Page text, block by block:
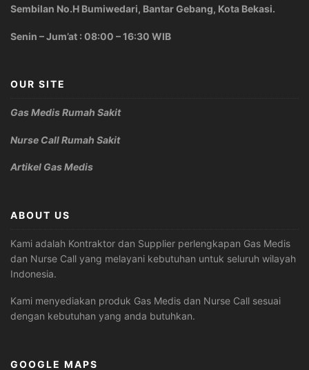
Sembilan No.H Bumiwedari, Bantar Gebang, Kota Bekasi.
Senin – Jum’at : 08:00 – 16:30 WIB
OUR SITE
Gas Medis Rumah Sakit
Nurse Call Rumah Sakit
Artikel Gas Medis
ABOUT US
Kami adalah Kontraktor dan Supplier perlengkapan Gas Medis
dan Nurse Call yang melayani kebutuhan untuk seluruh wilayah
Indonesia.
Kami menyediakan produk Gas Medis dan Nurse Call sesuai
dengan kebutuhan yang anda butuhkan.
GOOGLE MAPS